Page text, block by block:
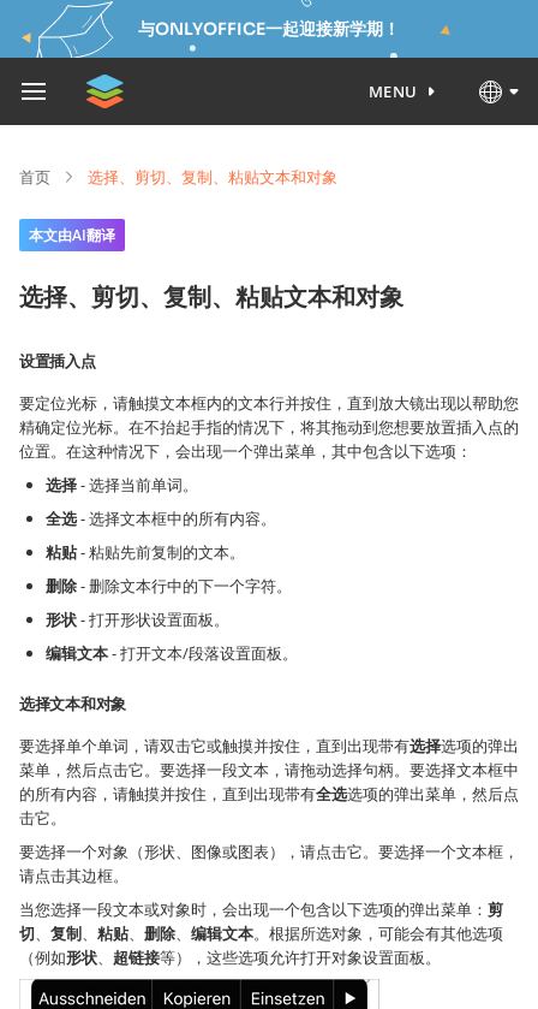
与ONLYOFFICE一起迎接新学期！
MENU
首页 选择、剪切、复制、粘贴文本和对象
本文由AI翻译
选择、剪切、复制、粘贴文本和对象
设置插入点
要定位光标，请触摸文本框内的文本行并按住，直到放大镜出现以帮助您
精确定位光标。在不抬起手指的情况下，将其拖动到您想要放置插入点的
位置。在这种情况下，会出现一个弹出菜单，其中包含以下选项：
选择- 选择当前单词。
全选- 选择文本框中的所有内容。
粘贴- 粘贴先前复制的文本。
删除- 删除文本行中的下一个字符。
形状- 打开形状设置面板。
编辑文本- 打开文本/段落设置面板。
选择文本和对象
要选择单个单词，请双击它或触摸并按住，直到出现带有选择选项的弹出
菜单，然后点击它。要选择一段文本，请拖动选择句柄。要选择文本框中
的所有内容，请触摸并按住，直到出现带有全选选项的弹出菜单，然后点
击它。
要选择一个对象（形状、图像或图表），请点击它。要选择一个文本框，
请点击其边框。
当您选择一段文本或对象时，会出现一个包含以下选项的弹出菜单： 剪
切、 复制、 粘贴、 删除、 编辑文本。根据所选对象，可能会有其他选项
（例如形状、 超链接等），这些选项允许打开对象设置面板。